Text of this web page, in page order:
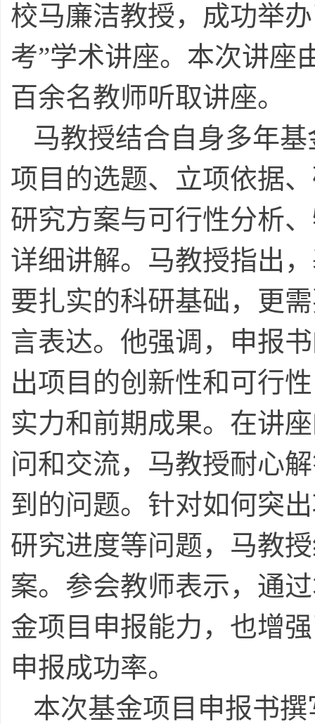
校马廉洁教授，成功举
考”学术讲座。本次讲座
百余名教师听取讲座。
马教授结合自身多年
项目的选题、立项依据
研究方案与可行性分析
详细讲解。马教授指出
要扎实的科研基础，更
言表达。他强调，申报
出项目的创新性和可行
实力和前期成果。在讲
问和交流，马教授耐心
到的问题。针对如何突
研究进度等问题，马教
案。参会教师表示，通
金项目申报能力，也增
申报成功率。
本次基金项目申报书